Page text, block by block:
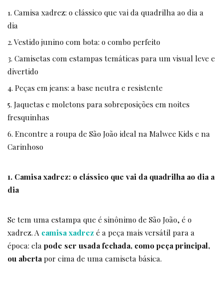
1. Camisa xadrez: o clássico que vai da quadrilha ao dia a
dia
2. Vestido junino com bota: o combo perfeito
3. Camisetas com estampas temáticas para um visual leve e
divertido
4. Peças em jeans: a base neutra e resistente
5. Jaquetas e moletons para sobreposições em noites
fresquinhas
6. Encontre a roupa de São João ideal na Malwee Kids e na
Carinhoso
1. Camisa xadrez: o clássico que vai da quadrilha ao dia a
dia
Se tem uma estampa que é sinônimo de São João, é o
xadrez. A camisa xadrez é a peça mais versátil para a
época: ela pode ser usada fechada, como peça principal,
ou abertapor cima de uma camiseta básica.